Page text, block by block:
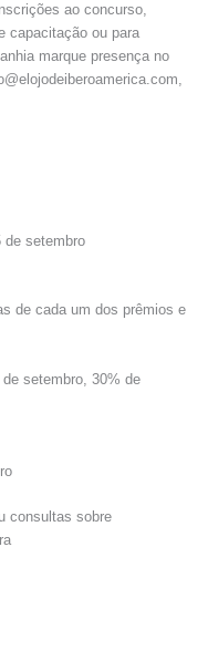
ao concurso,
capacitação ou para
marque presença no
de setembro
de cada um dos prêmios e
de setembro, 30% de
consultas sobre